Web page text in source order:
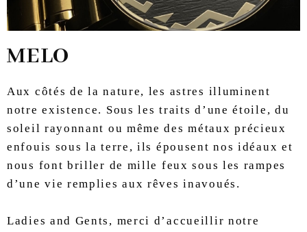
MELO
Aux côtés de la nature, les astres illuminent
notre existence. Sous les traits d’une étoile, du
soleil rayonnant ou même des métaux précieux
enfouis sous la terre, ils épousent nos idéaux et
nous font briller de mille feux sous les rampes
d’une vie remplies aux rêves inavoués.
Ladies and Gents, merci d’accueillir notre